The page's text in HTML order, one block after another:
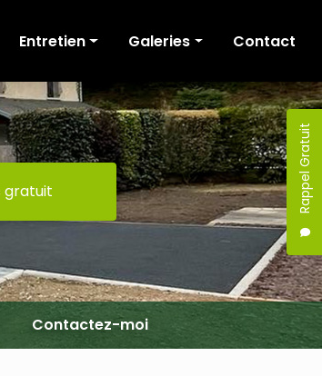
Rappel Gratuit
Entretien
Tonte
Fauchage / Broyage
Taille de haies
Elagage / Abattage
Galeries
Création
Entretien
Contact
gratuit
Contactez-moi